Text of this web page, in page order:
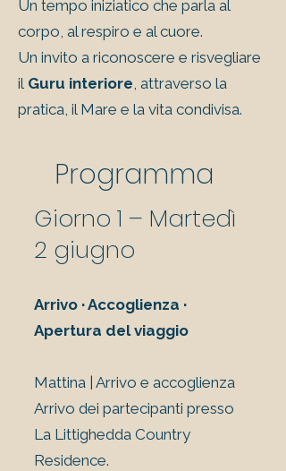
Un tempo iniziatico che parla al
corpo, al respiro e al cuore.
Un invito a riconoscere e risvegliare
il Guru interiore, attraverso la
pratica, il Mare e la vita condivisa.
Programma
Giorno 1 – Martedì
2 giugno
Arrivo · Accoglienza ·
Apertura del viaggio
Mattina | Arrivo e accoglienza
Arrivo dei partecipanti presso
La Littighedda Country
Residence.